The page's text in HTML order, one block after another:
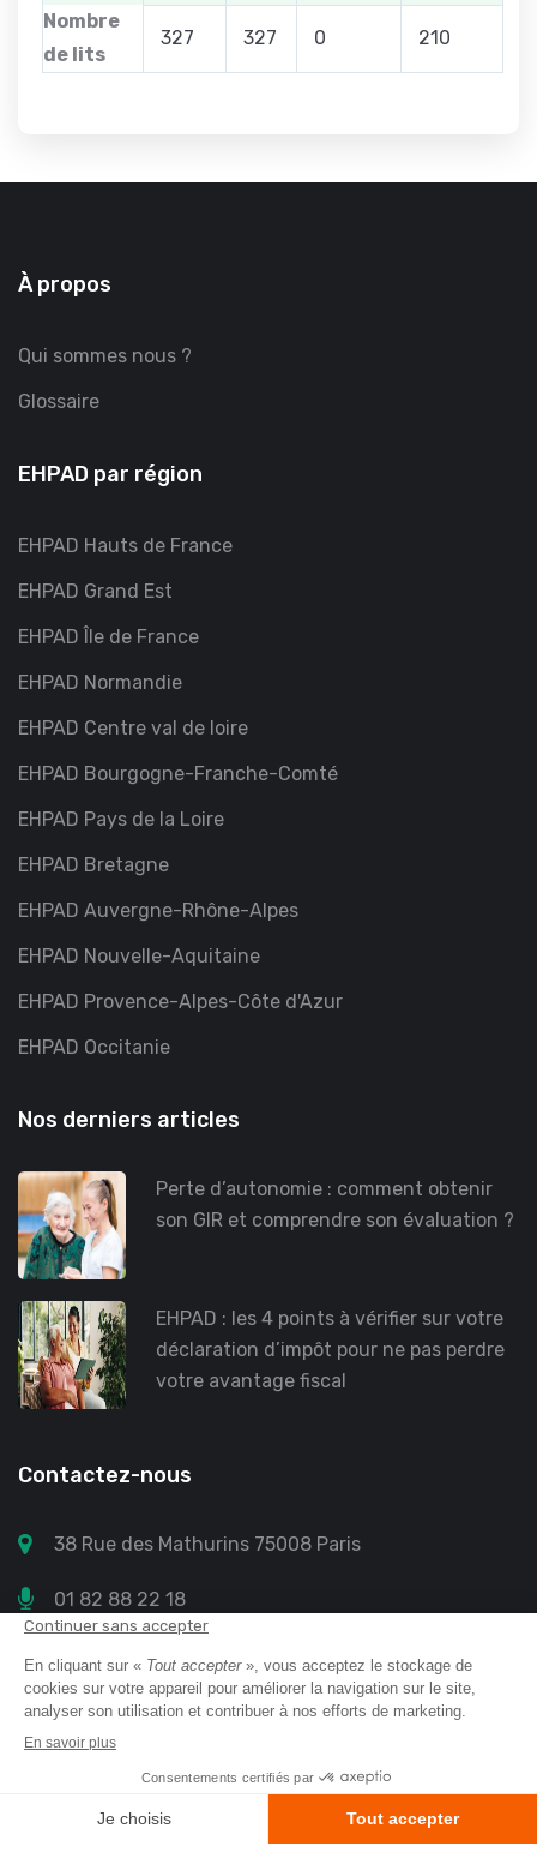
Nombre
de lits
327 327 0 210
À propos
Qui sommes nous ?
Glossaire
EHPAD par région
EHPAD Hauts de France
EHPAD Grand Est
EHPAD Île de France
EHPAD Normandie
EHPAD Centre val de loire
EHPAD Bourgogne-Franche-Comté
EHPAD Pays de la Loire
EHPAD Bretagne
EHPAD Auvergne-Rhône-Alpes
EHPAD Nouvelle-Aquitaine
EHPAD Provence-Alpes-Côte d'Azur
EHPAD Occitanie
Nos derniers articles
Perte d’autonomie : comment obtenir
son GIR et comprendre son évaluation ?
EHPAD : les 4 points à vérifier sur votre
déclaration d’impôt pour ne pas perdre
votre avantage fiscal
Contactez-nous
38 Rue des Mathurins 75008 Paris
01 82 88 22 18
contact@annuaire-retraite.com
Annuaire retraite
© 2023 All Right Reserved